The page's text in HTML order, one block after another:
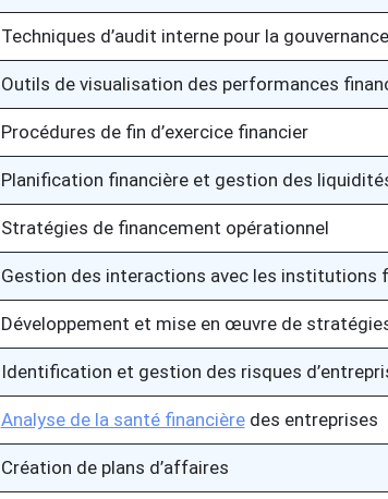
Techniques d’audit interne pour la gouvernance
Outils de visualisation des performances
Procédures de fin d’exercice financier
Planification financière et gestion des
Stratégies de financement opérationnel
Gestion des interactions avec les institutions
Développement et mise en œuvre de
Identification et gestion des risques
Analyse de la santé financièredes entreprises
Création de plans d’affaires